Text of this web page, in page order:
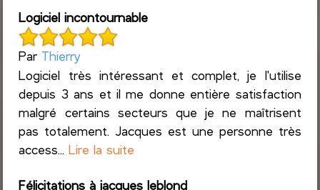
Logiciel incontournable
Par Thierry
Logiciel très intéressant et complet, je l'utilise
depuis 3 ans et il me donne entière satisfaction
malgré certains secteurs que je ne maîtrisent
pas totalement. Jacques est une personne très
access...Lire la suite
Félicitations à jacques leblond